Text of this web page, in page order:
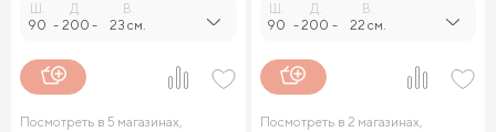
90 -
Д.
200 -
В.
23 см.
Посмотреть в 5 магазинах,
90 -
Д.
200 -
В.
22 см.
Посмотреть в 2 магазинах,